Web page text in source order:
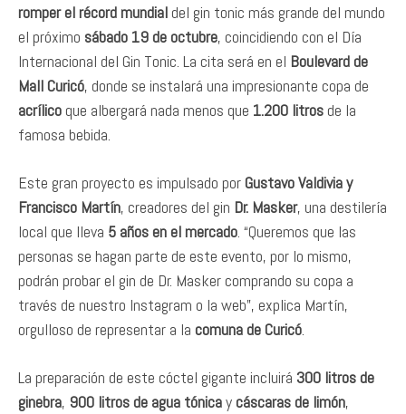
romper el récord mundialdel gin tonic más grande del mundo
el próximo sábado 19 de octubre, coincidiendo con el Día
Internacional del Gin Tonic. La cita será en el Boulevard de
Mall Curicó, donde se instalará una impresionante copa de
acrílicoque albergará nada menos que 1.200 litrosde la
famosa bebida.
Este gran proyecto es impulsado porGustavo Valdivia y
Francisco Martín, creadores del gin Dr. Masker, una destilería
local que lleva 5 años en el mercado. “Queremos que las
personas se hagan parte de este evento, por lo mismo,
podrán probar el gin de Dr. Masker comprando su copa a
través de nuestro Instagram o la web”, explica Martín,
orgulloso de representar a la comuna de Curicó.
La preparación de este cóctel gigante incluirá 300 litros de
ginebra, 900 litros de agua tónicaycáscaras de limón,